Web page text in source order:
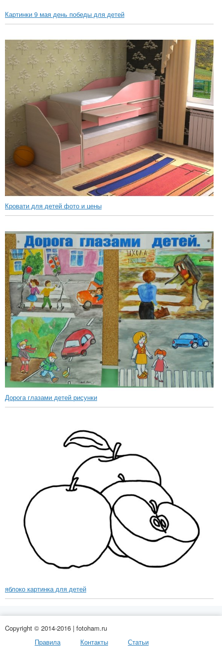
Картинки 9 мая день победы для детей
Кровати для детей фото и цены
Дорога глазами детей рисунки
яблоко картинка для детей
Copyright © 2014-2016 | fotoham.ru
Правила
Контакты Статьи